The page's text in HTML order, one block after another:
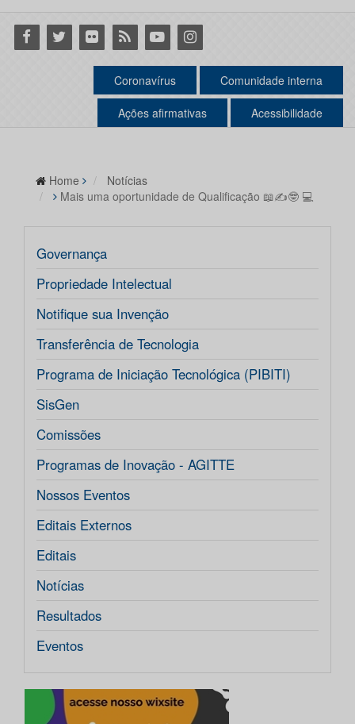
Facebook
Twitter Flickr RSS YoutubeInstagram
Coronavírus Comunidade interna
Ações afirmativas Acessibilidade
Home
Notícias
Mais uma oportunidade de Qualificação 📖✍🤓 💻
Governança
Propriedade Intelectual
Notifique sua Invenção
Transferência de Tecnologia
Programa de Iniciação Tecnológica (PIBITI)
SisGen
Comissões
Programas de Inovação - AGITTE
Nossos Eventos
Editais Externos
Editais
Notícias
Resultados
Eventos